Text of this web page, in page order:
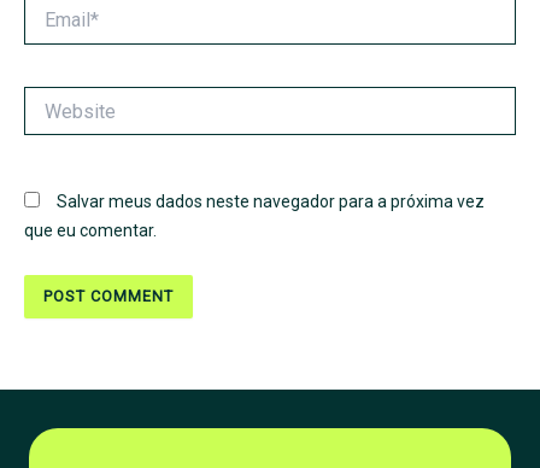
Salvar meus dados neste navegador para a próxima vez
que eu comentar.